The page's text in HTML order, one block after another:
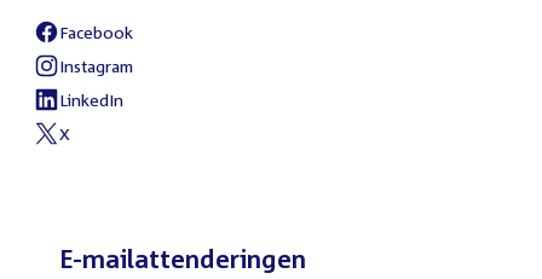
External
link:
Facebook
External
link:
Instagram
External
link:
LinkedIn
External
X
E-mailattenderingen